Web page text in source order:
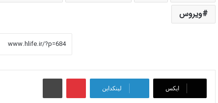
ویروس
ایکس لینکداین
پینتریست